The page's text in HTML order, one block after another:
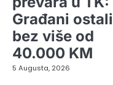
Građani ostali
bez više od
40.000 KM
5 Augusta, 2026